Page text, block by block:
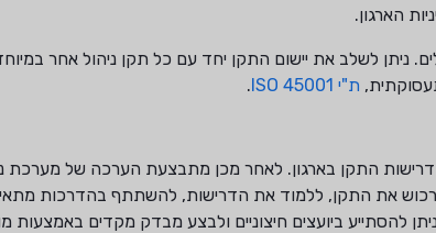
הארגון.
ניתן לשלב את יישום התקן יחד עם כל תקן ניהול אחר
ת"י 45001 ISO .
התקן בארגון. לאחר מכן מתבצעת הערכה של מערכת
לרכוש את התקן, ללמוד את הדרישות, להשתתף בהדרכות
להסתייע ביועצים חיצוניים ולבצע מבדק מקדים באמצעות